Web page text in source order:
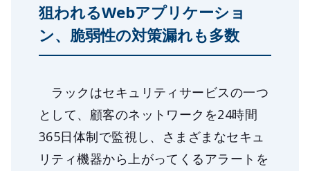
狙われるWebアプリケーショ
ン、脆弱性の対策漏れも多数
ラックはセキュリティサービスの一つ
として、顧客のネットワークを24時間
365日体制で監視し、さまざまなセキュ
リティ機器から上がってくるアラートを